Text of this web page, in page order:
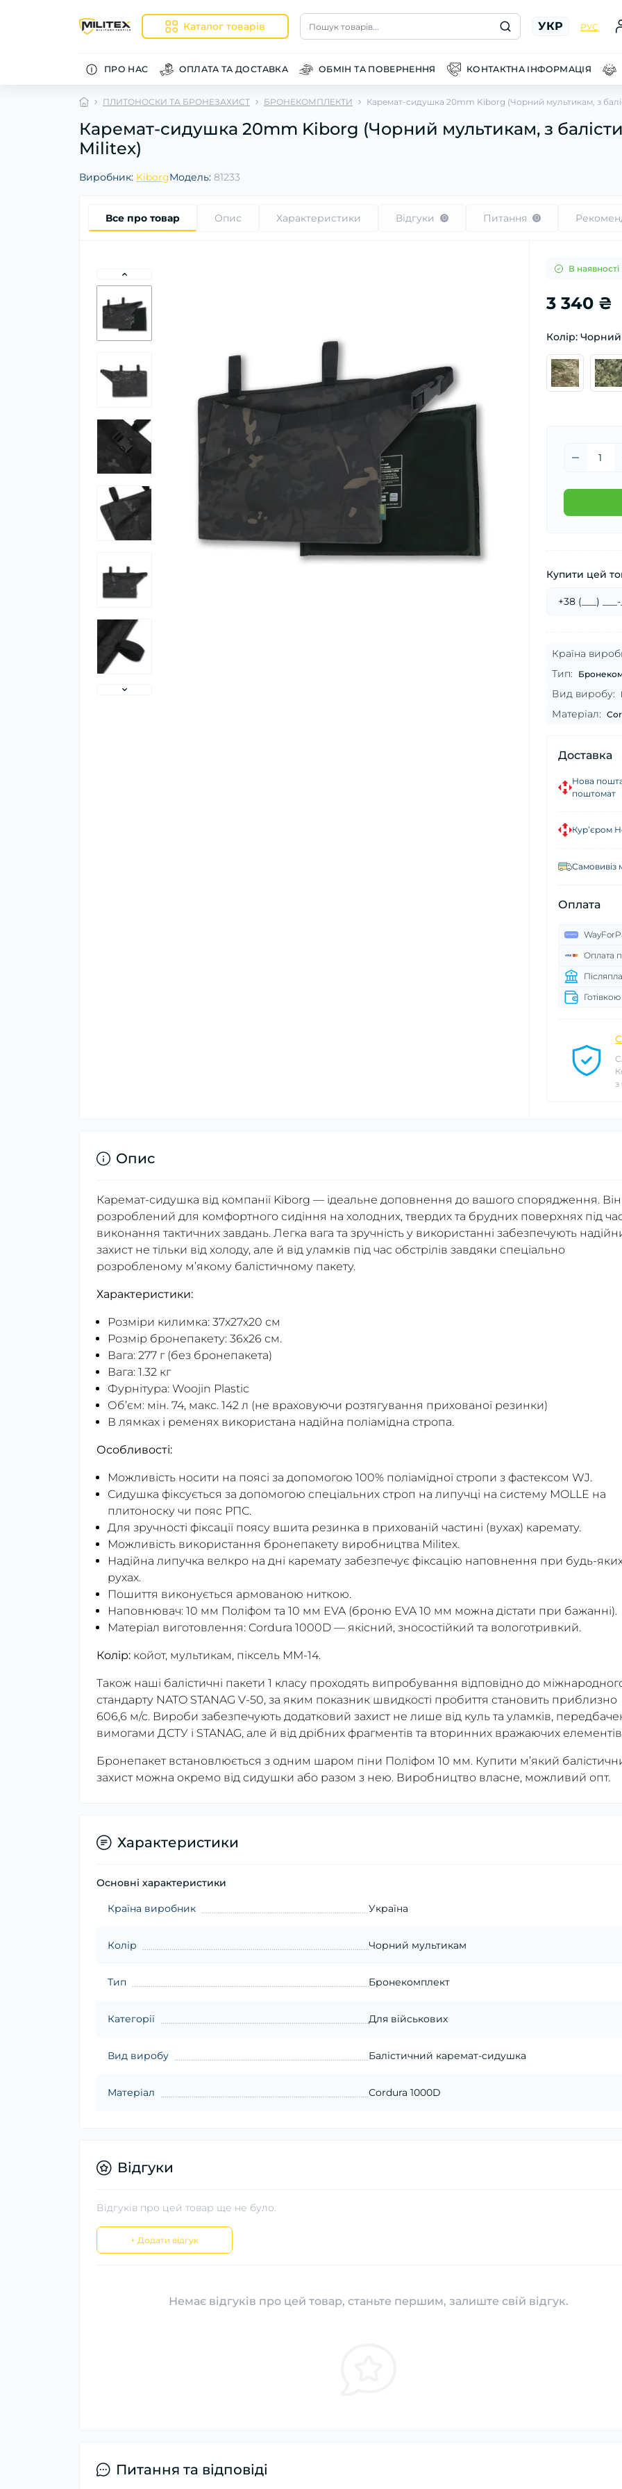
Каталог товарів Пошук товарів... УКР РУС
ПРО НАС ОПЛАТА ТА ДОСТАВКА ОБМІН ТА ПОВЕРНЕННЯ КОНТАКТНА ІНФОРМАЦІЯ
ПЛИТОНОСКИ ТА БРОНЕЗАХИСТ БРОНЕКОМПЛЕКТИ Каремат-сидушка 20mm Kiborg (Чорний мультикам, з
Каремат-сидушка 20mm Kiborg (Чорний мультикам, з
Militex)
Виробник: KiborgМодель: 81233
Все про товар Опис Характеристики Відгуки 0 Питання 0
В наявності
3 340 ₴
Колір:
Купити цей
Країна
Тип:
Вид виробу:
Матеріал:
Доставка
Нова пошта
поштомат
Кур’єром
Самовивіз
Оплата
Оплата
з
Опис
Каремат-сидушка від компанії Kiborg — ідеальне доповнення до вашого спорядження. Він
розроблений для комфортного сидіння на холодних, твердих та брудних поверхнях під
виконання тактичних завдань. Легка вага та зручність у використанні забезпечують
захист не тільки від холоду, але й від уламків під час обстрілів завдяки спеціально
розробленому м’якому балістичному пакету.
Характеристики:
Розміри килимка: 37х27х20 см
Розмір бронепакету: 36х26 см.
Вага: 277 г (без бронепакета)
Вага: 1.32 кг
Фурнітура: Woojin Plastic
Обʼєм: мін. 74, макс. 142 л (не враховуючи розтягування прихованої резинки)
В лямках і ременях використана надійна поліамідна стропа.
Особливості:
Можливість носити на поясі за допомогою 100% поліамідної стропи з фастексом WJ.
Сидушка фіксується за допомогою спеціальних строп на липучці на систему MOLLE на
плитоноску чи пояс РПС.
Для зручності фіксації поясу вшита резинка в прихованій частині (вухах) каремату.
Можливість використання бронепакету виробництва Militex.
Надійна липучка велкро на дні каремату забезпечує фіксацію наповнення при будь-
рухах.
Пошиття виконується армованою ниткою.
Наповнювач: 10 мм Поліфом та 10 мм EVA (броню EVA 10 мм можна дістати при бажанні).
Матеріал виготовлення: Cordura 1000D — якісний, зносостійкий та вологотривкий.
Колір: койот, мультикам, піксель ММ-14.
Також наші балістичні пакети 1 класу проходять випробування відповідно до
стандарту NATO STANAG V-50, за яким показник швидкості пробиття становить приблизно
606,6 м/с. Вироби забезпечують додатковий захист не лише від куль та уламків,
вимогами ДСТУ і STANAG, але й від дрібних фрагментів та вторинних вражаючих
Бронепакет встановлюється з одним шаром піни Поліфом 10 мм. Купити м’який
захист можна окремо від сидушки або разом з нею. Виробництво власне, можливий опт.
Характеристики
Основні характеристики
Країна виробник Україна
Колір Чорний мультикам
Тип Бронекомплект
Категорії Для військових
Вид виробу Балістичний каремат-сидушка
Матеріал Cordura 1000D
Відгуки
Відгуків про цей товар ще не було.
+ Додати відгук
Немає відгуків про цей товар, станьте першим, залиште свій відгук.
Питання та відповіді